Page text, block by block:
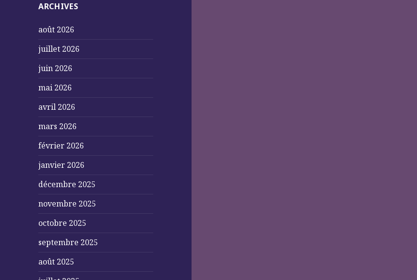
ARCHIVES
août 2026
juillet 2026
juin 2026
mai 2026
avril 2026
mars 2026
février 2026
janvier 2026
décembre 2025
novembre 2025
octobre 2025
septembre 2025
août 2025